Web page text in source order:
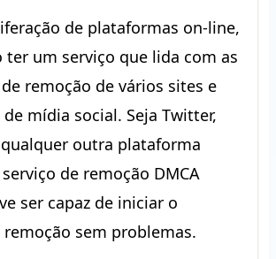
de plataformas on-line,
ter um serviço que lida com as
remoção de vários sites e
mídia social. Seja Twitter,
qualquer outra plataforma
de remoção DMCA
ser capaz de iniciar o
remoção sem problemas.